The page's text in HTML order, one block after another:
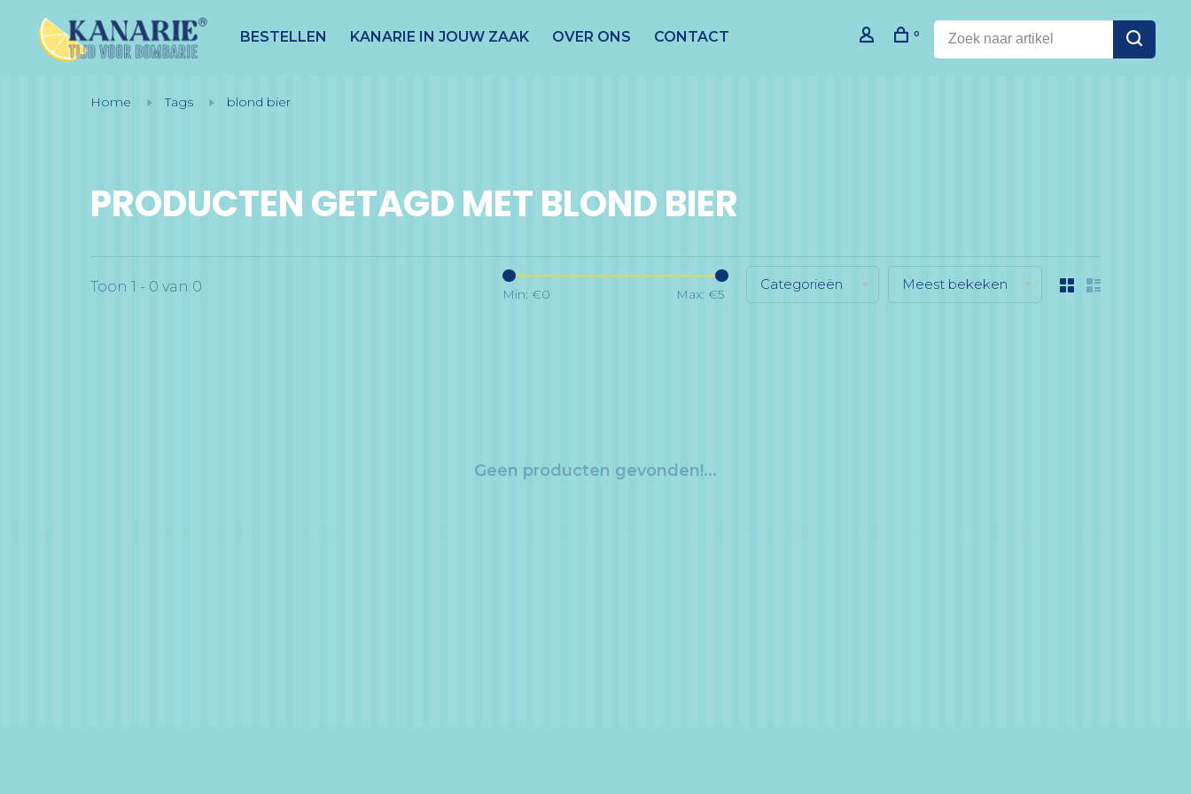
BESTELLEN KANARIE IN JOUW ZAAK OVER ONS CONTACT 0
Home Tags blond bier
PRODUCTEN GETAGD MET BLOND BIER
Toon 1 - 0 van 0 Min: €0 Max: €5
Categorieën Meest bekeken
Geen producten gevonden!...